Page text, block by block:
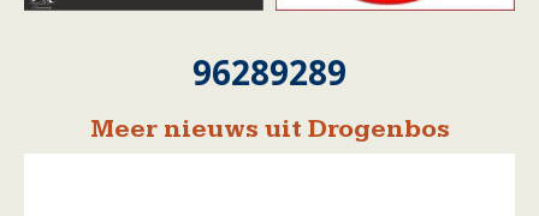
96289289
Meer nieuws uit Drogenbos